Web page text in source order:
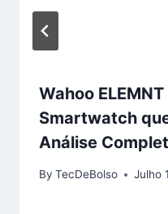
Wahoo
Smartwatch
Análise
By TecDeBolso Julho